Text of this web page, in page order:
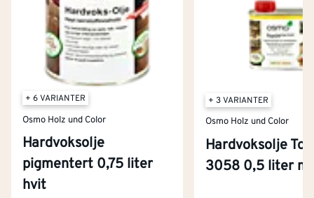
+ 6 VARIANTER
Osmo Holz und Color
Hardvoksolje
pigmentert 0,75 liter
hvit
+ 3 VARIANTER
Osmo Holz und Color
Hardvoksolje
3058 0,5 liter
Kontakt oss
Om Montér